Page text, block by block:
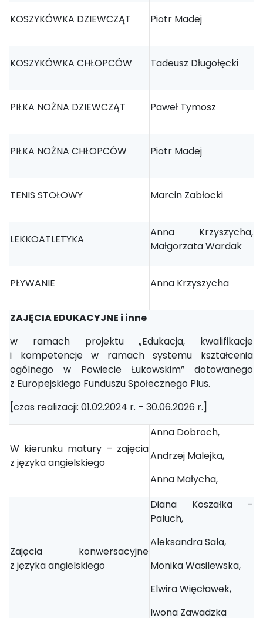
KOSZYKÓWKA DZIEWCZĄT Piotr Madej
KOSZYKÓWKA CHŁOPCÓW Tadeusz Długołęcki
PIŁKA NOŻNA DZIEWCZĄT Paweł Tymosz
PIŁKA NOŻNA CHŁOPCÓW Piotr Madej
TENIS STOŁOWY Marcin Zabłocki
LEKKOATLETYKA
Anna Krzyszycha,
Małgorzata Wardak
PŁYWANIE Anna Krzyszycha
ZAJĘCIA EDUKACYJNE i inne
w ramach projektu „Edukacja, kwalifikacje
i kompetencje w ramach systemu kształcenia
ogólnego w Powiecie Łukowskim” dotowanego
z Europejskiego Funduszu Społecznego Plus.
[czas realizacji: 01.02.2024 r. – 30.06.2026 r.]
W kierunku matury – zajęcia
z języka angielskiego
Anna Dobroch,
Andrzej Malejka,
Anna Małycha,
Zajęcia konwersacyjne
z języka angielskiego
Diana Koszałka –
Paluch,
Aleksandra Sala,
Monika Wasilewska,
Elwira Więcławek,
Iwona Zawadzka